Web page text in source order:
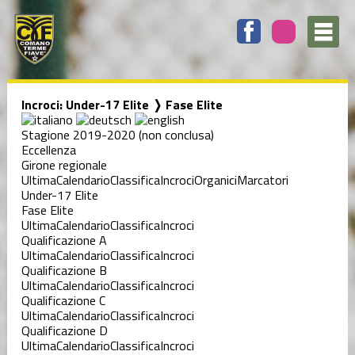
Incroci: Under-17 Elite ❭ Fase Elite
Stagione 2019-2020 (non conclusa)
Eccellenza
Girone regionale
UltimaCalendarioClassificaIncrociOrganiciMarcatori
Under-17 Elite
Fase Elite
UltimaCalendarioClassificaIncroci
Qualificazione A
UltimaCalendarioClassificaIncroci
Qualificazione B
UltimaCalendarioClassificaIncroci
Qualificazione C
UltimaCalendarioClassificaIncroci
Qualificazione D
UltimaCalendarioClassificaIncroci